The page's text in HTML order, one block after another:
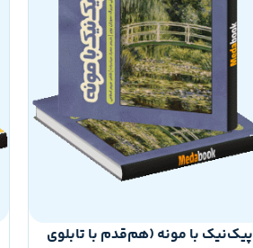
پیک‌نیک با مونه (هم‌قدم با تابلوی